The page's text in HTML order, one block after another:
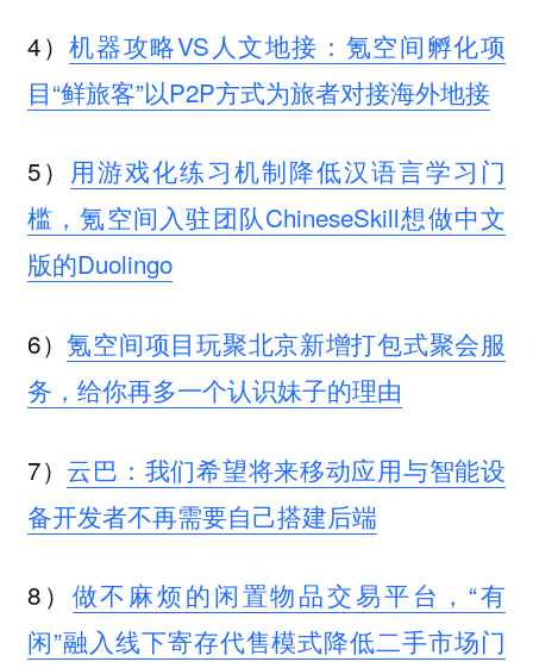
4）机器攻略VS人文地接：氪空间孵化项
目“鲜旅客”以P2P方式为旅者对接海外地接
5） 用游戏化练习机制降低汉语言学习门
槛，氪空间入驻团队ChineseSkill想做中文
版的Duolingo
6）氪空间项目玩聚北京新增打包式聚会服
务，给你再多一个认识妹子的理由
7） 云巴：我们希望将来移动应用与智能设
备开发者不再需要自己搭建后端
8） 做不麻烦的闲置物品交易平台，“有
闲”融入线下寄存代售模式降低二手市场门